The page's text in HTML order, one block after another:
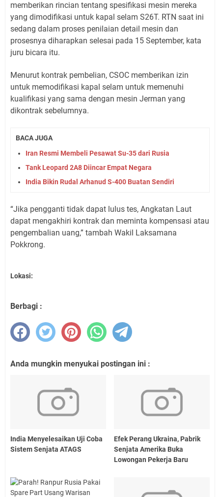
memberikan rincian tentang spesifikasi mesin mereka
yang dimodifikasi untuk kapal selam S26T. RTN saat ini
sedang dalam proses penilaian detail mesin dan
prosesnya diharapkan selesai pada 15 September, kata
juru bicara itu.
Menurut kontrak pembelian, CSOC memberikan izin
untuk memodifikasi kapal selam untuk memenuhi
kualifikasi yang sama dengan mesin Jerman yang
dikontrak sebelumnya.
BACA JUGA
Iran Resmi Membeli Pesawat Su-35 dari Rusia
Tank Leopard 2A8 Diincar Empat Negara
India Bikin Rudal Arhanud S-400 Buatan Sendiri
“Jika pengganti tidak dapat lulus tes, Angkatan Laut
dapat mengakhiri kontrak dan meminta kompensasi atau
pengembalian uang,” tambah Wakil Laksamana
Pokkrong.
Lokasi:
Berbagi :
Anda mungkin menyukai postingan ini :
India Menyelesaikan Uji Coba
Sistem Senjata ATAGS
Efek Perang Ukraina, Pabrik
Senjata Amerika Buka
Lowongan Pekerja Baru